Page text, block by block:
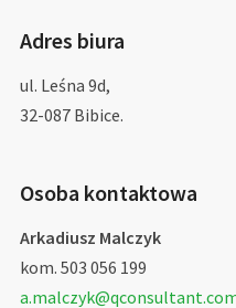
Adres biura
ul. Leśna 9d,
32-087 Bibice.
Osoba kontaktowa
Arkadiusz Malczyk
kom. 503 056 199